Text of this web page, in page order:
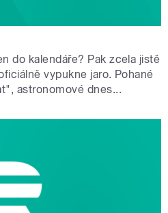
do kalendáře? Pak zcela jistě
vypukne jaro. Pohané
astronomové dnes...